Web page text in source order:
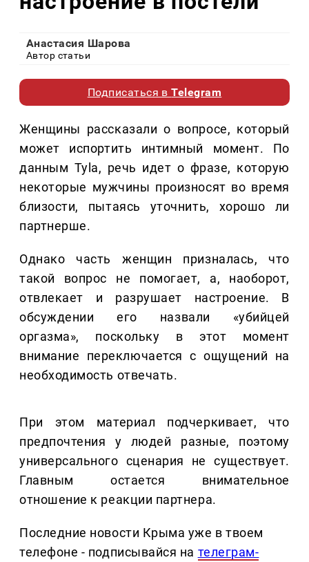
Анастасия Шарова
Автор статьи
Подписаться вTelegram
Женщины рассказали о вопросе, который
может испортить интимный момент. По
данным Tyla, речь идет о фразе, которую
некоторые мужчины произносят во время
близости, пытаясь уточнить, хорошо ли
партнерше.
Однако часть женщин призналась, что
такой вопрос не помогает, а, наоборот,
отвлекает и разрушает настроение. В
обсуждении его назвали «убийцей
оргазма», поскольку в этот момент
внимание переключается с ощущений на
необходимость отвечать.
При этом материал подчеркивает, что
предпочтения у людей разные, поэтому
универсального сценария не существует.
Главным остается внимательное
отношение к реакции партнера.
Последние новости Крыма уже в твоем
телефоне - подписывайся на телеграм-